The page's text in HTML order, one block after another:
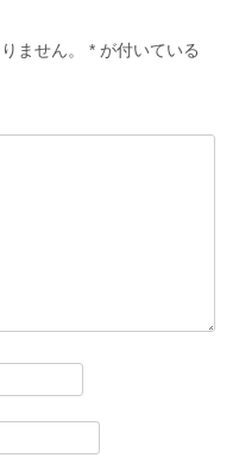
ません。 * が付いている